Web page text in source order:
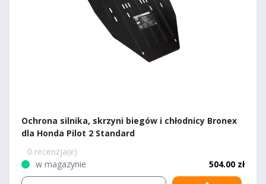
Ochrona silnika, skrzyni biegów i chłodnicy Bronex
dla Honda Pilot 2 Standard
0 recenzja(e)
w magazynie
504.00 zł